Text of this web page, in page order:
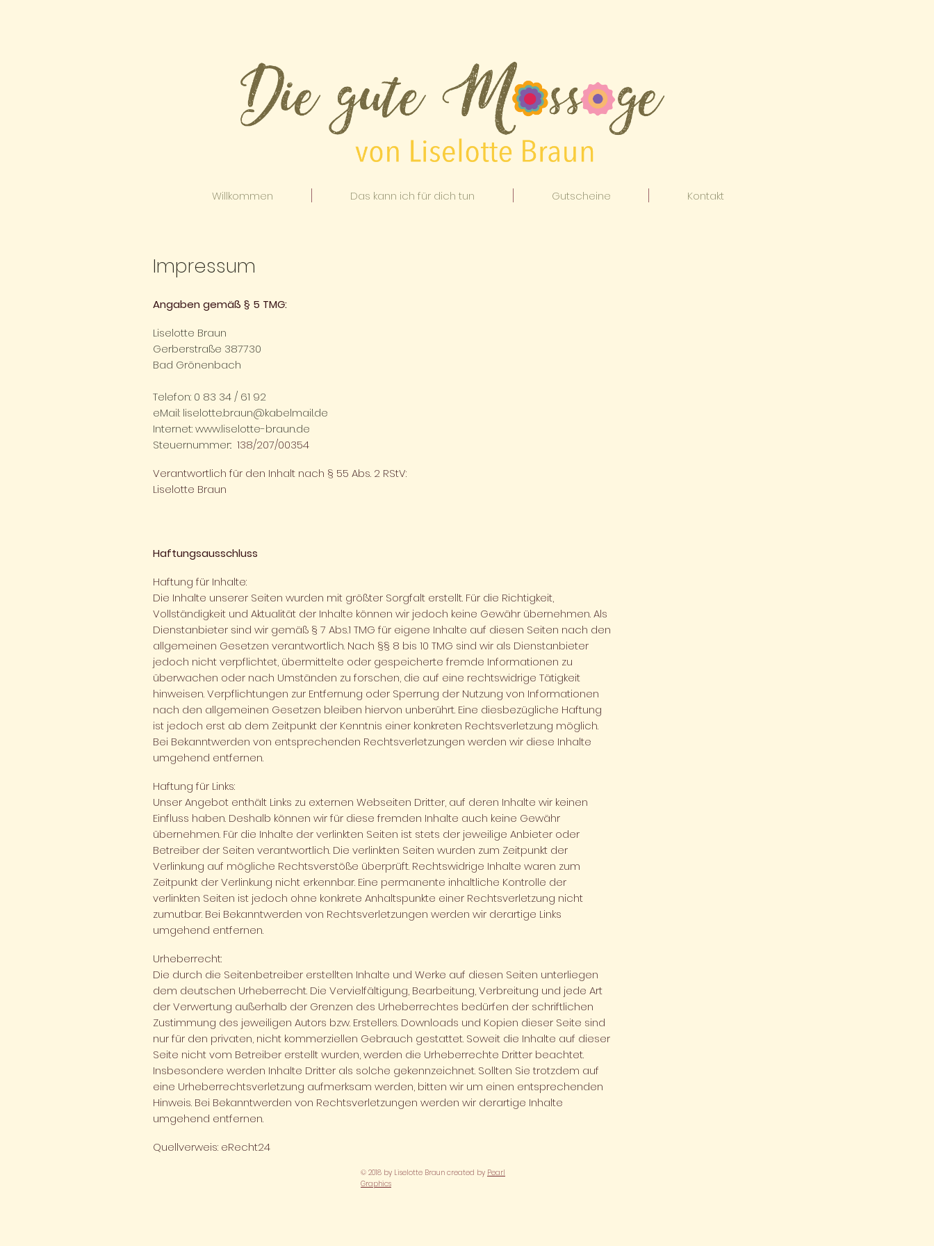
Willkommen Das kann ich für dich tun Gutscheine Kontakt
Impressum
Angaben gemäß § 5 TMG:
Liselotte Braun
Gerberstraße 387730
Bad Grönenbach
Telefon: 0 83 34 / 61 92
eMail: liselotte.braun@kabelmail.de
Internet:www.liselotte-braun.de
Steuernummer:: ​ 138/207/00354
Verantwortlich für den Inhalt nach § 55 Abs. 2 RStV:
Liselotte Braun
Haftungsausschluss
Haftung für Inhalte:
Die Inhalte unserer Seiten wurden mit größter Sorgfalt erstellt. Für die Richtigkeit,
Vollständigkeit und Aktualität der Inhalte können wir jedoch keine Gewähr übernehmen. Als
Dienstanbieter sind wir gemäß § 7 Abs.1 TMG für eigene Inhalte auf diesen Seiten nach den
allgemeinen Gesetzen verantwortlich. Nach §§ 8 bis 10 TMG sind wir als Dienstanbieter
jedoch nicht verpflichtet, übermittelte oder gespeicherte fremde Informationen zu
überwachen oder nach Umständen zu forschen, die auf eine rechtswidrige Tätigkeit
hinweisen. Verpflichtungen zur Entfernung oder Sperrung der Nutzung von Informationen
nach den allgemeinen Gesetzen bleiben hiervon unberührt. Eine diesbezügliche Haftung
ist jedoch erst ab dem Zeitpunkt der Kenntnis einer konkreten Rechtsverletzung möglich.
Bei Bekanntwerden von entsprechenden Rechtsverletzungen werden wir diese Inhalte
umgehend entfernen.
Haftung für Links:
Unser Angebot enthält Links zu externen Webseiten Dritter, auf deren Inhalte wir keinen
Einfluss haben. Deshalb können wir für diese fremden Inhalte auch keine Gewähr
übernehmen. Für die Inhalte der verlinkten Seiten ist stets der jeweilige Anbieter oder
Betreiber der Seiten verantwortlich. Die verlinkten Seiten wurden zum Zeitpunkt der
Verlinkung auf mögliche Rechtsverstöße überprüft. Rechtswidrige Inhalte waren zum
Zeitpunkt der Verlinkung nicht erkennbar. Eine permanente inhaltliche Kontrolle der
verlinkten Seiten ist jedoch ohne konkrete Anhaltspunkte einer Rechtsverletzung nicht
zumutbar. Bei Bekanntwerden von Rechtsverletzungen werden wir derartige Links
umgehend entfernen.
Urheberrecht:
Die durch die Seitenbetreiber erstellten Inhalte und Werke auf diesen Seiten unterliegen
dem deutschen Urheberrecht. Die Vervielfältigung, Bearbeitung, Verbreitung und jede Art
der Verwertung außerhalb der Grenzen des Urheberrechtes bedürfen der schriftlichen
Zustimmung des jeweiligen Autors bzw. Erstellers. Downloads und Kopien dieser Seite sind
nur für den privaten, nicht kommerziellen Gebrauch gestattet. Soweit die Inhalte auf dieser
Seite nicht vom Betreiber erstellt wurden, werden die Urheberrechte Dritter beachtet.
Insbesondere werden Inhalte Dritter als solche gekennzeichnet. Sollten Sie trotzdem auf
eine Urheberrechtsverletzung aufmerksam werden, bitten wir um einen entsprechenden
Hinweis. Bei Bekanntwerden von Rechtsverletzungen werden wir derartige Inhalte
umgehend entfernen.
Quellverweis: eRecht24
© 2018 by Liselotte Braun created by Pearl
Graphics